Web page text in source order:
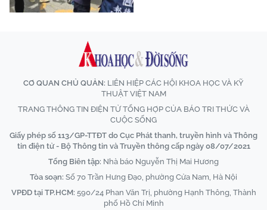
CƠ QUAN CHỦ QUẢN: LIÊN HIỆP CÁC HỘI KHOA HỌC VÀ KỸ
THUẬT VIỆT NAM
TRANG THÔNG TIN ĐIỆN TỬ TỔNG HỢP CỦA BÁO TRI THỨC VÀ
CUỘC SỐNG
Giấy phép số 113/GP-TTĐT do Cục Phát thanh, truyền hình và Thông
tin điện tử - Bộ Thông tin và Truyền thông cấp ngày 08/07/2021
Tổng Biên tập: Nhà báo Nguyễn Thị Mai Hương
Tòa soạn: Số 70 Trần Hưng Đạo, phường Cửa Nam, Hà Nội
VPĐD tại TP.HCM: 590/24 Phan Văn Trị, phường Hạnh Thông, Thành
phố Hồ Chí Minh